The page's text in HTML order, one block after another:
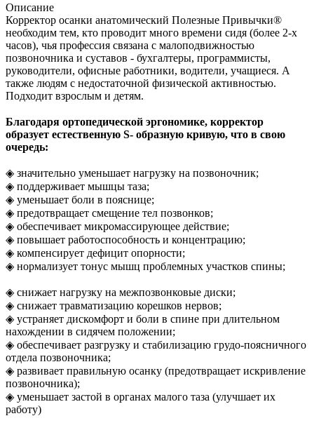
Описание
Корректор осанки анатомический Полезные Привычки®
необходим тем, кто проводит много времени сидя (более 2-х
часов), чья профессия связана с малоподвижностью
позвоночника и суставов - бухгалтеры, программисты,
руководители, офисные работники, водители, учащиеся. А
также людям с недостаточной физической активностью.
Подходит взрослым и детям.
Благодаря ортопедической эргономике, корректор
образует естественную S- образную кривую, что в свою
очередь:
◈ значительно уменьшает нагрузку на позвоночник;
◈ поддерживает мышцы таза;
◈ уменьшает боли в пояснице;
◈ предотвращает смещение тел позвонков;
◈ обеспечивает микромассирующее действие;
◈ повышает работоспособность и концентрацию;
◈ компенсирует дефицит опорности;
◈ нормализует тонус мышц проблемных участков спины;
◈ снижает нагрузку на межпозвонковые диски;
◈ снижает травматизацию корешков нервов;
◈ устраняет дискомфорт и боли в спине при длительном
нахождении в сидячем положении;
◈ обеспечивает разгрузку и стабилизацию грудо-поясничного
отдела позвоночника;
◈ развивает правильную осанку (предотвращает искривление
позвоночника);
◈ уменьшает застой в органах малого таза (улучшает их
работу)